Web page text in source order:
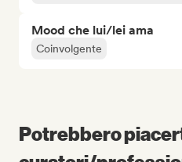
Mood che lui/lei ama
Coinvolgente
Potrebbero